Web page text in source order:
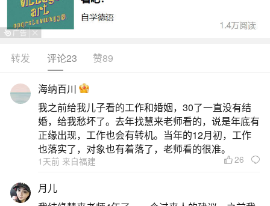
生活中像命里有财库的女人都是很常见的问
题，但是小问题不注意可能会引起大麻烦，下面就
这个问题给大家做一些解读：
1、带财的女人有什么特征财库多则可坐拥颇多
财富
1.八字中财库多的女性：在十二地支中，辰、
戌、丑、未被称为墓库。如果一个人的八字中包含
转发 评论23 赞89
海纳百川
我之前给我儿子看的工作和婚姻，30了一直没有结
婚，给我愁坏了。去年找慧来老师看的，说是年底有
正缘出现，工作也会有转机。当年的12月初，工作
也落实了，对象也有着落了，老师看的很准。
1天前 来自福建 26
月儿